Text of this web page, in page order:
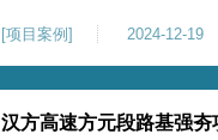
康尚强夯公司于2024年12
ZRYG3500C，施工作业
[项目案例 ] 2024-12-19
汉方高速方元段路基强夯